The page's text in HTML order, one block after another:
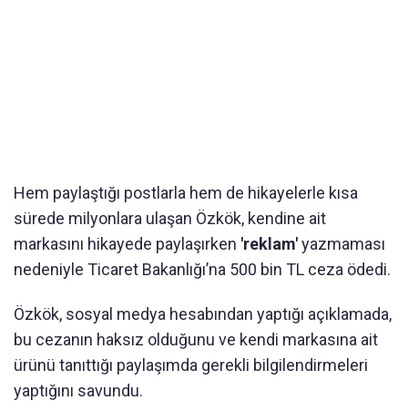
Hem paylaştığı postlarla hem de hikayelerle kısa
sürede milyonlara ulaşan Özkök, kendine ait
markasını hikayede paylaşırken 'reklam'yazmaması
nedeniyle Ticaret Bakanlığı’na 500 bin TL ceza ödedi.
Özkök, sosyal medya hesabından yaptığı açıklamada,
bu cezanın haksız olduğunu ve kendi markasına ait
ürünü tanıttığı paylaşımda gerekli bilgilendirmeleri
yaptığını savundu.